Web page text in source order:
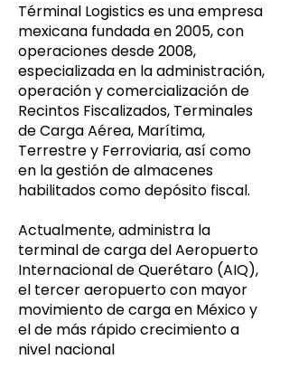
Términal Logistics es una empresa
mexicana fundada en 2005, con
operaciones desde 2008,
especializada en la administración,
operación y comercialización de
Recintos Fiscalizados, Terminales
de Carga Aérea, Marítima,
Terrestre y Ferroviaria, así como
en la gestión de almacenes
habilitados como depósito fiscal.
Actualmente, administra la
terminal de carga del Aeropuerto
Internacional de Querétaro (AIQ),
el tercer aeropuerto con mayor
movimiento de carga en México y
el de más rápido crecimiento a
nivel nacional